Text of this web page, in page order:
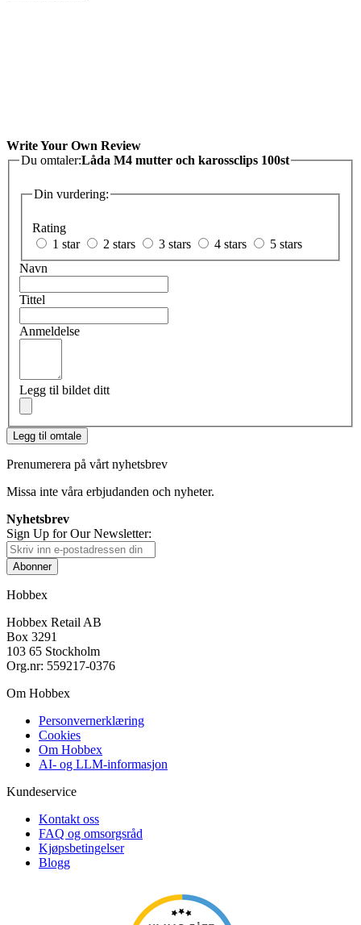
Write Your Own Review
Du omtaler:Låda M4 mutter och karossclips 100st
Din vurdering:
Rating
1 star
2 stars 3 stars 4 stars
5 stars
Navn
Tittel
Anmeldelse
Legg til bildet ditt
Legg til omtale
Prenumerera på vårt nyhetsbrev
Missa inte våra erbjudanden och nyheter.
Nyhetsbrev
Sign Up for Our Newsletter:
Abonner
Hobbex
Hobbex Retail AB
Box 3291
103 65 Stockholm
Org.nr: 559217-0376
Om Hobbex
Personvernerklæring
Cookies
Om Hobbex
AI- og LLM-informasjon
Kundeservice
Kontakt oss
FAQ og omsorgsråd
Kjøpsbetingelser
Blogg